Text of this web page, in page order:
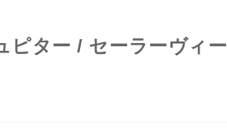
ピター / セーラーヴィー